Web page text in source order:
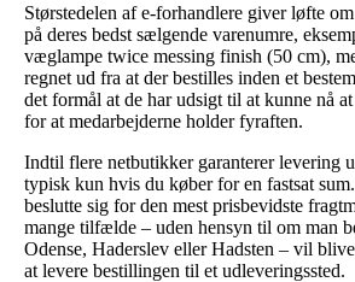
Størstedelen af e-forhandlere giver løfte
på deres bedst sælgende varenumre,
væglampe twice messing finish (50 cm),
regnet ud fra at der bestilles inden et
det formål at de har udsigt til at kunne nå
for at medarbejderne holder fyraften.
Indtil flere netbutikker garanterer levering
typisk kun hvis du køber for en fastsat
beslutte sig for den mest prisbevidste
mange tilfælde – uden hensyn til om man
Odense, Haderslev eller Hadsten – vil
at levere bestillingen til et udleveringssted.